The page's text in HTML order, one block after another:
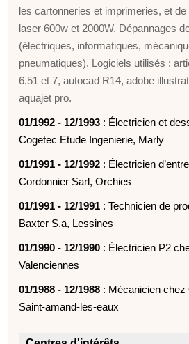
les cartonneries et imprimeries, et
laser 600w et 2000W. Dépannages
(électriques, informatiques,
pneumatiques). Logiciels utilisés :
6.51 et 7, autocad R14, adobe
aquajet pro.
01/1992 - 12/1993 : Électricien et
Cogetec Etude Ingenierie, Marly
01/1991 - 12/1992 : Électricien
Cordonnier Sarl, Orchies
01/1991 - 12/1991 : Technicien de
Baxter S.a, Lessines
01/1990 - 12/1990 : Électricien P2
Valenciennes
01/1988 - 12/1988 : Mécanicien chez
Saint-amand-les-eaux